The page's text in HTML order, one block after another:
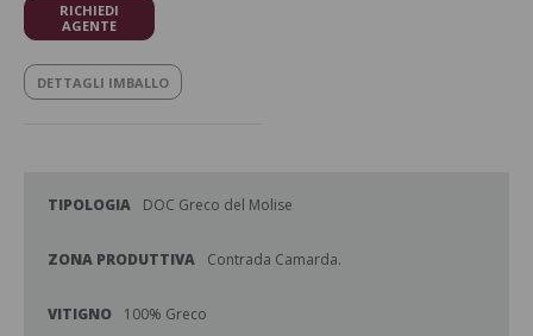
RICHIEDI
AGENTE
DETTAGLI IMBALLO
TIPOLOGIA DOC Greco del Molise
ZONA PRODUTTIVA Contrada Camarda.
VITIGNO 100% Greco